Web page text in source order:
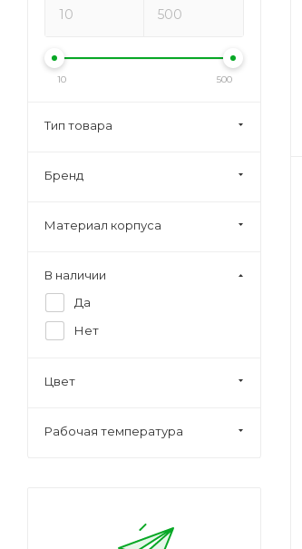
10 500
Тип товара
Бренд
Материал корпуса
В наличии
Да
Нет
Цвет
Рабочая температура